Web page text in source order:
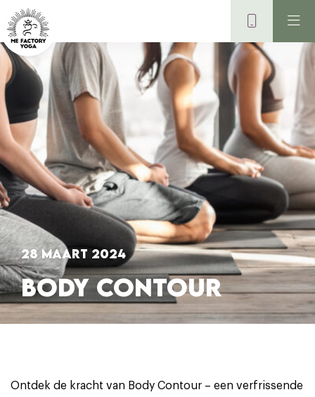
28 maart 2024
BODY CONTOUR
Ontdek de kracht van Body Contour – een verfrissende